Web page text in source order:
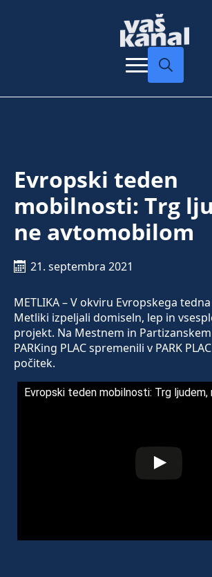
Evropski teden
mobilnosti: Trg
ne avtomobilom
21. septembra 2021
METLIKA – V okviru Evropskega
Metliki izpeljali domiseln, lep in
projekt. Na Mestnem in
PARKing PLAC spremenili v PARK
počitek.
Evropski teden mobilnosti: Trg